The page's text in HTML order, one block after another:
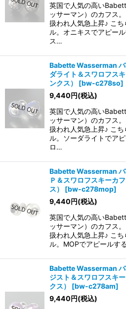
英国で人気の高い
ッサーマン）のカフス
扱われ人気急上昇♪ こ
ル。オニキスでアピー
ス…
Babette Wasserman バ
ダライト＆スワロフス
ンクス）
[bw-c278so]
9,440円(税込)
英国で人気の高い
ッサーマン）のカフス
扱われ人気急上昇♪ こ
ル。ソーダライトでア
ロ…
Babette Wasserman バ
Ｐ＆スワロフスキーカ
ス）
[bw-c278mop]
9,440円(税込)
英国で人気の高い
ッサーマン）のカフス
扱われ人気急上昇♪ こ
ル。MOPでアピールす
Babette Wasserman バ
ジスト＆スワロフスキ
クス）
[bw-c278am]
9,440円(税込)